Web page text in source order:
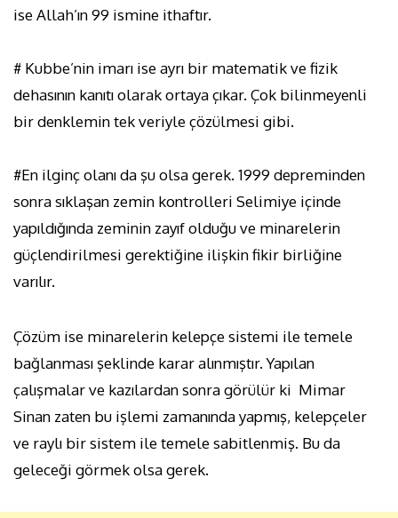
ise Allah’ın 99 ismine ithaftır.
# Kubbe’nin imarı ise ayrı bir matematik ve fizik
dehasının kanıtı olarak ortaya çıkar. Çok bilinmeyenli
bir denklemin tek veriyle çözülmesi gibi.
#En ilginç olanı da şu olsa gerek. 1999 depreminden
sonra sıklaşan zemin kontrolleri Selimiye içinde
yapıldığında zeminin zayıf olduğu ve minarelerin
güçlendirilmesi gerektiğine ilişkin fikir birliğine
varılır.
Çözüm ise minarelerin kelepçe sistemi ile temele
bağlanması şeklinde karar alınmıştır. Yapılan
çalışmalar ve kazılardan sonra görülür ki Mimar
Sinan zaten bu işlemi zamanında yapmış, kelepçeler
ve raylı bir sistem ile temele sabitlenmiş. Bu da
geleceği görmek olsa gerek.